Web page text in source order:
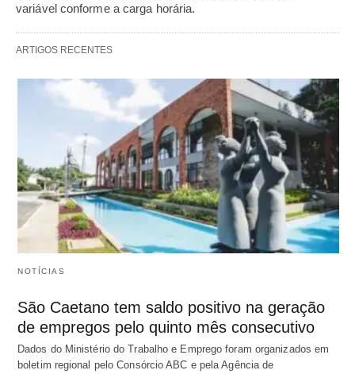
variável conforme a carga horária.
ARTIGOS RECENTES
NOTÍCIAS
São Caetano tem saldo positivo na geração
de empregos pelo quinto mês consecutivo
Dados do Ministério do Trabalho e Emprego foram organizados em
boletim regional pelo Consórcio ABC e pela Agência de